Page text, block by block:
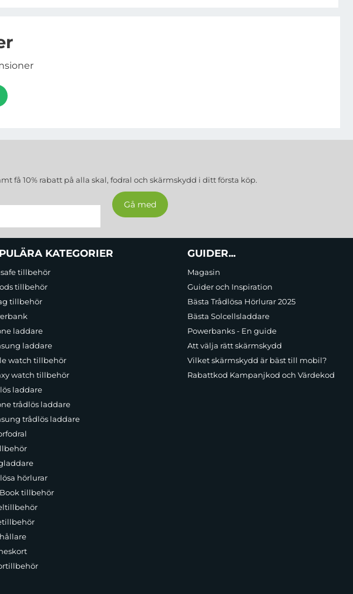
få 10% rabatt på alla skal, fodral och skärmskydd i ditt första köp.
KATEGORIER
tillbehör
tillbehör
tillbehör
laddare
laddare
watch tillbehör
watch tillbehör
laddare
trådlös laddare
trådlös laddare
hörlurar
tillbehör
GUIDER...
Magasin
Guider och Inspiration
Bästa Trådlösa Hörlurar 2025
Bästa Solcellsladdare
Powerbanks - En guide
Att välja rätt skärmskydd
Vilket skärmskydd är bäst till mobil?
Rabattkod Kampanjkod och Värdekod